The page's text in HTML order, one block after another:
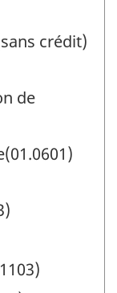
crédit)
de